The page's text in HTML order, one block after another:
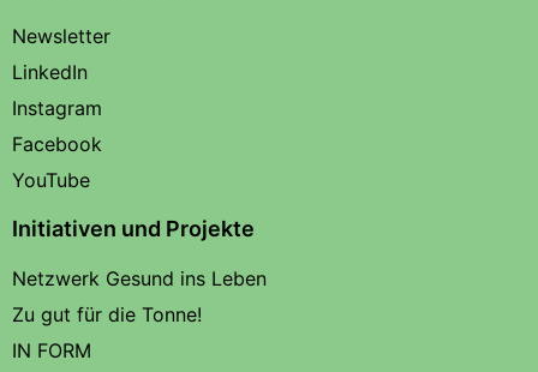
Newsletter
LinkedIn
Instagram
Facebook
YouTube
Initiativen und Projekte
Netzwerk Gesund ins Leben
Zu gut für die Tonne!
IN FORM